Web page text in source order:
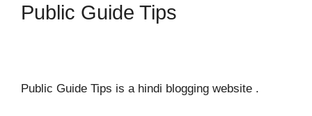
Public Guide Tips
Public Guide Tips is a hindi blogging website .